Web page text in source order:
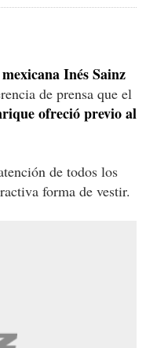
mexicana Inés Sainz
de prensa que el
ofreció previo al
de todos los
forma de vestir.